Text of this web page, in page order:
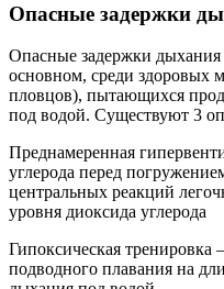
Опасные задержки
Опасные задержки
основном, среди здоровых
пловцов), пытающихся
под водой. Существуют 3
Преднамеренная
углерода перед
центральных реакций
уровня диоксида углерода
Гипоксическая
подводного плавания на